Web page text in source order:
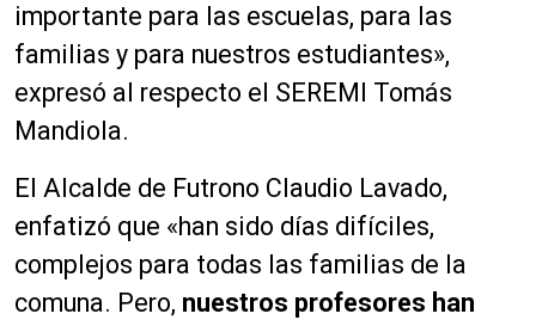
importante para las escuelas, para las
familias y para nuestros estudiantes»,
expresó al respecto el SEREMI Tomás
Mandiola.
El Alcalde de Futrono Claudio Lavado,
enfatizó que «han sido días difíciles,
complejos para todas las familias de la
comuna. Pero, nuestros profesores han